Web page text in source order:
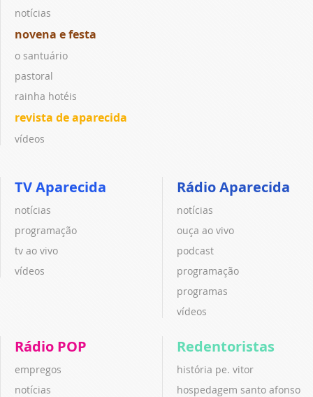
notícias
novena e festa
o santuário
pastoral
rainha hotéis
revista de aparecida
vídeos
TV Aparecida
notícias
programação
tv ao vivo
vídeos
Rádio Aparecida
notícias
ouça ao vivo
podcast
programação
programas
vídeos
Rádio POP
empregos
notícias
Redentoristas
história pe. vitor
hospedagem santo afonso